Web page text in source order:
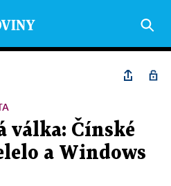
válka: Čínské
a Windows